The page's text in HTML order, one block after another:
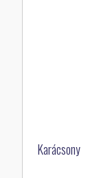
Karácsony